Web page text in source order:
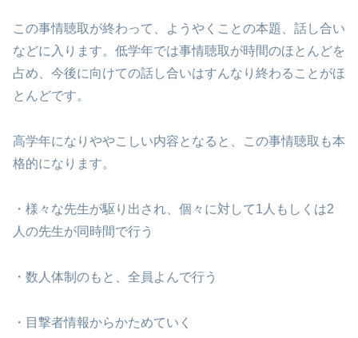
この事情聴取が終わって、ようやくことの本題、話し合い
などに入ります。低学年では事情聴取が時間のほとんどを
占め、今後に向けての話し合いはすんなり終わることがほ
とんどです。
高学年になりややこしい内容となると、この事情聴取も本
格的になります。
・様々な先生が駆り出され、個々に対して1人もしくは2
人の先生が同時間で行う
・数人体制のもと、全員よんで行う
・目撃者情報からかためていく